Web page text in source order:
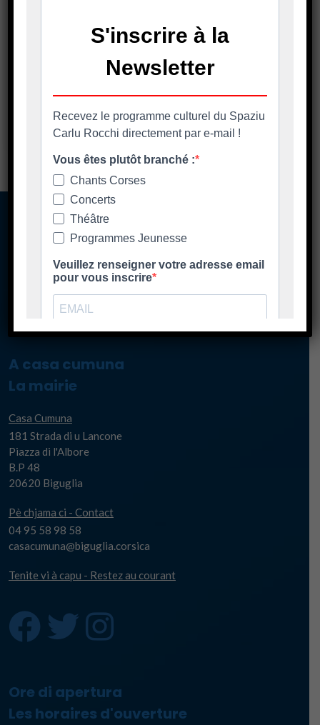
A casa cumuna
La mairie
Casa Cumuna
181 Strada di u Lancone
Piazza di l'Albore
B.P 48
20620 Biguglia
Pè chjama ci - Contact
04 95 58 98 58
casacumuna@biguglia.corsica
Tenite vi à capu - Restez au courant
Ore di apertura
Les horaires d'ouverture